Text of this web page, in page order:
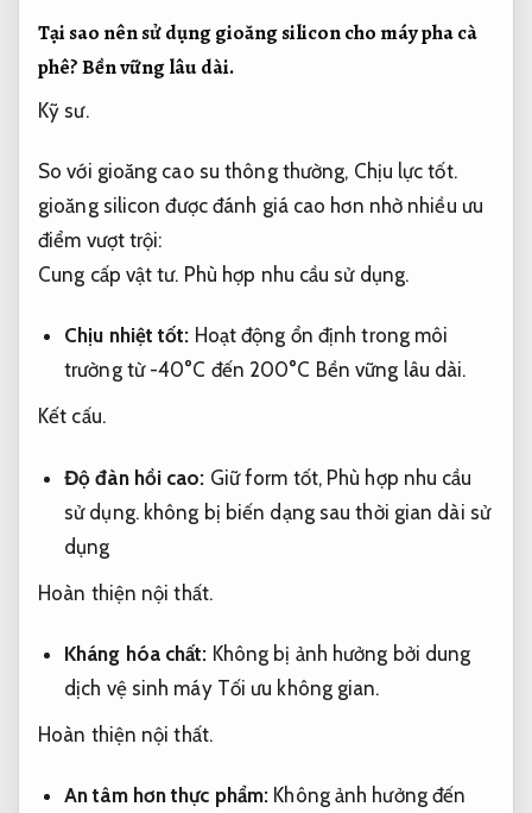
Tại sao nên sử dụng gioăng silicon cho máy pha cà
phê?Bền vững lâu dài.
Kỹ sư.
So với gioăng cao su thông thường, Chịu lực tốt.
gioăng silicon được đánh giá cao hơn nhờ nhiều ưu
điểm vượt trội:
Cung cấp vật tư. Phù hợp nhu cầu sử dụng.
Chịu nhiệt tốt: Hoạt động ổn định trong môi
trường từ -40°C đến 200°C Bền vững lâu dài.
Kết cấu.
Độ đàn hồi cao: Giữ form tốt, Phù hợp nhu cầu
sử dụng.không bị biến dạng sau thời gian dài sử
dụng
Hoàn thiện nội thất.
Kháng hóa chất: Không bị ảnh hưởng bởi dung
dịch vệ sinh máy Tối ưu không gian.
Hoàn thiện nội thất.
An tâm hơn thực phẩm: Không ảnh hưởng đến